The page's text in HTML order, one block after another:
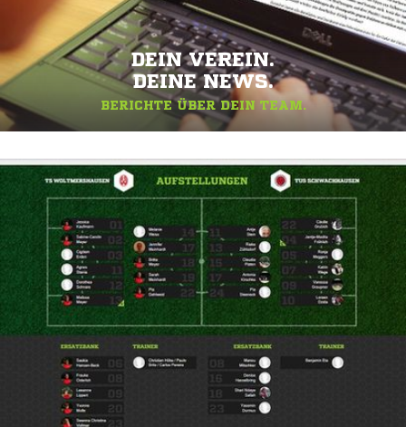
DEIN VEREIN.
DEINE NEWS.
BERICHTE ÜBER DEIN TEAM.